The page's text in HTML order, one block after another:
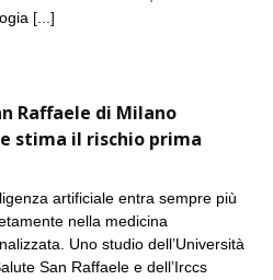
[...]
Raffaele di Milano
stima il rischio prima
artificiale entra sempre più
nella medicina
Uno studio dell’Università
San Raffaele e dell’Irccs